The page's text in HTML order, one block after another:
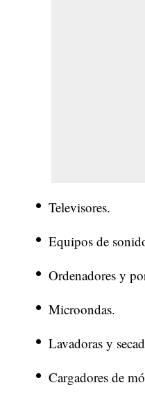
Televisores.
Equipos de
Ordenadores y
Microondas.
Lavadoras y
Cargadores de